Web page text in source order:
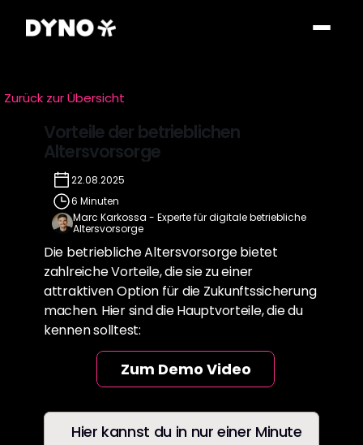
Zurück zur Übersicht
Vorteile der betrieblichen
Altersvorsorge
6 Minuten
22.08.2025
Marc Karkossa - Experte für digitale betriebliche
Altersvorsorge
Die betriebliche Altersvorsorge bietet
zahlreiche Vorteile, die sie zu einer
attraktiven Option für die Zukunftssicherung
machen. Hier sind die Hauptvorteile, die du
kennen solltest:
Zum Demo Video
Hier kannst du in nur einer Minute